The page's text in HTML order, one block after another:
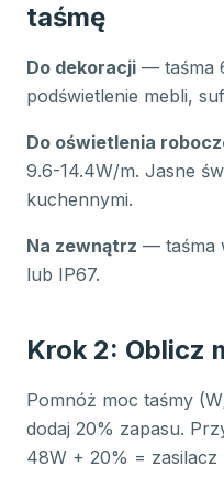
taśmę
Do dekoracji — taśma
podświetlenie mebli,
Do oświetlenia
9.6-14.4W/m. Jasne
kuchennymi.
Na zewnątrz — taśma
lub IP67.
Krok 2: Oblicz
Pomnóż moc taśmy
dodaj 20% zapasu.
48W + 20% = zasilacz